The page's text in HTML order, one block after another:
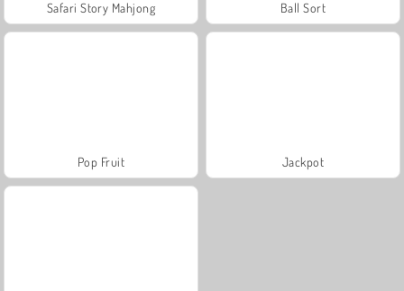
Safari Story Mahjong Ball Sort
Pop Fruit Jackpot